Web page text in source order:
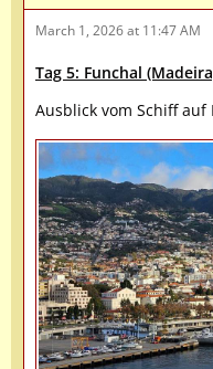
March 1, 2026 at 11:47 AM
Tag 5: Funchal
Ausblick vom Schiff auf